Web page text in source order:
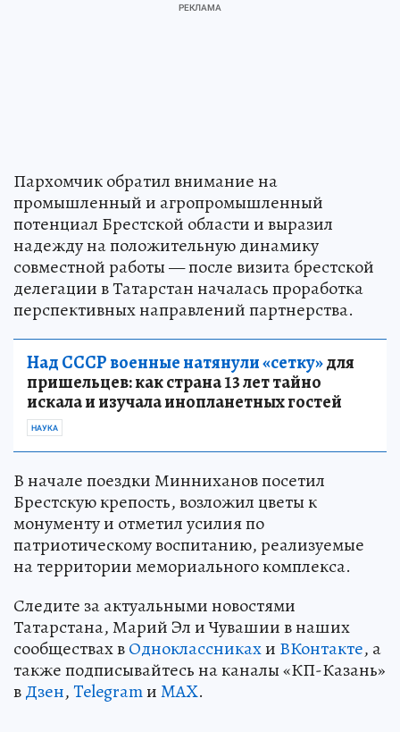
Пархомчик обратил внимание на
промышленный и агропромышленный
потенциал Брестской области и выразил
надежду на положительную динамику
совместной работы — после визита брестской
делегации в Татарстан началась проработка
перспективных направлений партнерства.
Над СССР военные натянули «сетку»для
пришельцев: как страна 13 лет тайно
искала и изучала инопланетных гостей
НАУКА
В начале поездки Минниханов посетил
Брестскую крепость, возложил цветы к
монументу и отметил усилия по
патриотическому воспитанию, реализуемые
на территории мемориального комплекса.
Следите за актуальными новостями
Татарстана, Марий Эл и Чувашии в наших
сообществах вОдноклассникахи ВКонтакте, а
также подписывайтесь на каналы «КП-Казань»
вДзен,TelegramиMAX.